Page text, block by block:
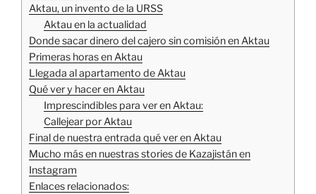
Aktau, un invento de la URSS
Aktau en la actualidad
Donde sacar dinero del cajero sin comisión en Aktau
Primeras horas en Aktau
Llegada al apartamento de Aktau
Qué ver y hacer en Aktau
Imprescindibles para ver en Aktau:
Callejear por Aktau
Final de nuestra entrada qué ver en Aktau
Mucho más en nuestras stories de Kazajistán en
Instagram
Enlaces relacionados: